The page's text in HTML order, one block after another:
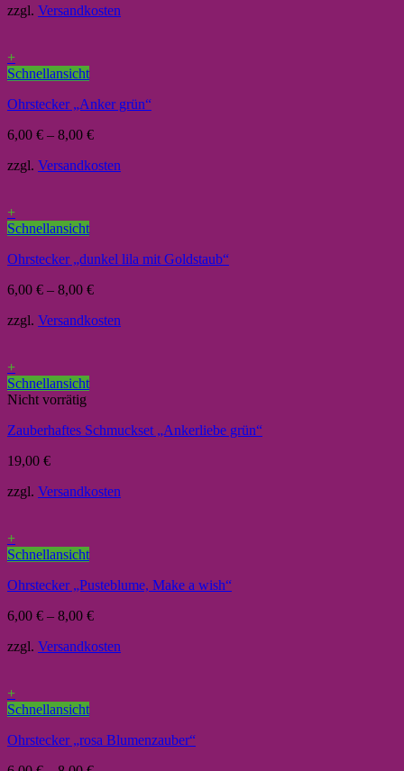
zzgl. Versandkosten
+
Schnellansicht
Ohrstecker „Anker grün“
6,00 € – 8,00 €
zzgl. Versandkosten
+
Schnellansicht
Ohrstecker „dunkel lila mit Goldstaub“
6,00 € – 8,00 €
zzgl. Versandkosten
+
Schnellansicht
Nicht vorrätig
Zauberhaftes Schmuckset „Ankerliebe grün“
19,00 €
zzgl. Versandkosten
+
Schnellansicht
Ohrstecker „Pusteblume, Make a wish“
6,00 € – 8,00 €
zzgl. Versandkosten
+
Schnellansicht
Ohrstecker „rosa Blumenzauber“